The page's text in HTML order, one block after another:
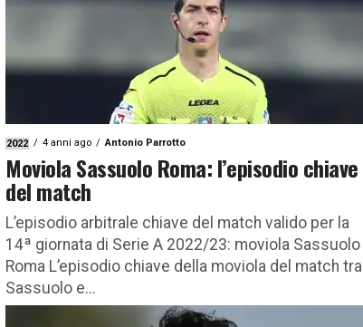
2022 4 anni ago Antonio Parrotto
Moviola Sassuolo Roma: l’episodio chiave
del match
L’episodio arbitrale chiave del match valido per la
14ª giornata di Serie A 2022/23: moviola Sassuolo
Roma L’episodio chiave della moviola del match tra
Sassuolo e...